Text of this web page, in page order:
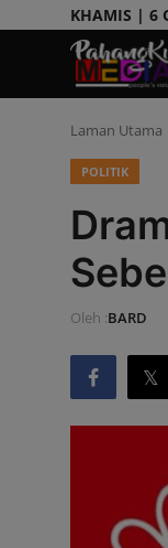
KHAMIS | 6
Laman Utama
Nasional
Gaya Hidup
Hubungi Kami
Laman Utama
POLITIK
Oleh :BARD